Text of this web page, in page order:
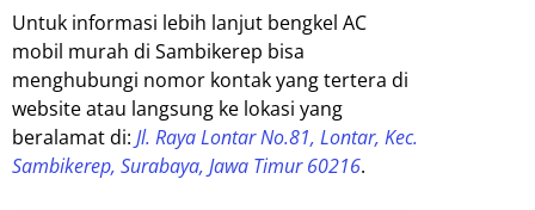
Untuk informasi lebih lanjut bengkel AC
mobil murah di Sambikerep bisa
menghubungi nomor kontak yang tertera di
website atau langsung ke lokasi yang
beralamat di: Jl. Raya Lontar No.81, Lontar, Kec.
Sambikerep, Surabaya, Jawa Timur 60216.